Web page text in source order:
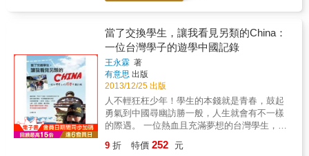
建築、氣候宜人，四季如春。整座島嶼的古典
浪漫、風景透過內地著名的漫畫家小麥咖啡的
相機和畫筆，以手繪漫畫的形式，將自然景
觀、歷史遺跡、美食佳餚、地方趣聞、方言俗
語...等元素，充分地展現出來。 廈門本島上的
各式小吃，熟悉的蚵仔煎、第一次吃到的芒果
沾醬油&hellip;&hellip;，看愛吃鬼小麥怎麼一一
被這些美味征服；看廈門大學的獨特建築、秀
麗的風景，遇上創意無限的學生塗鴉呈現出完
全不同的美感。 ＊實用旅遊資訊網站＊ 背包客
當了交換學生，讓我看見另類的China：
一位台灣學子的遊學中國記錄
王永霖 著
有意思 出版
2013/12/25 出版
人不輕狂枉少年！學生的本錢就是青春，鼓起
勇氣到中國尋幽訪勝一般，人生就會有不一樣
的際遇。 一位熱血且充滿夢想的台灣學生，到
南北，走訪西藏、九寨溝、湖南、貴州、雲
9 折 特價 252 元